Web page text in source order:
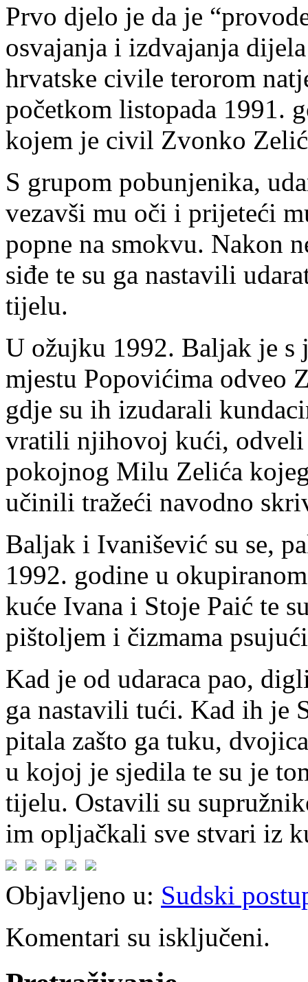
Prvo djelo je da je
osvajanja i izdvajanja
hrvatske civile terorom
početkom listopada 1991.
kojem je civil Zvonko
S grupom pobunjenika,
vezavši mu oči i prijeteći
popne na smokvu. Nakon
siđe te su ga nastavili
tijelu.
U ožujku 1992. Baljak je s
mjestu Popovićima odveo
gdje su ih izudarali
vratili njihovoj kući, odveli
pokojnog Milu Zelića
učinili tražeći navodno
Baljak i Ivanišević su se,
1992. godine u
kuće Ivana i Stoje Paić te
pištoljem i čizmama
Kad je od udaraca pao,
ga nastavili tući. Kad ih je
pitala zašto ga tuku,
u kojoj je sjedila te su je
tijelu. Ostavili su
im opljačkali sve stvari iz
Objavljeno u: Sudski
Komentari su isključeni.